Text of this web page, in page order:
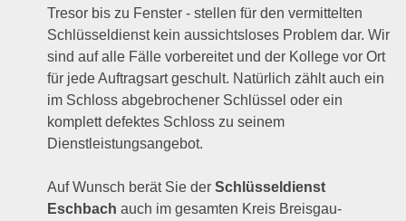
Tresor bis zu Fenster - stellen für den vermittelten
Schlüsseldienst kein aussichtsloses Problem dar. Wir
sind auf alle Fälle vorbereitet und der Kollege vor Ort
für jede Auftragsart geschult. Natürlich zählt auch ein
im Schloss abgebrochener Schlüssel oder ein
komplett defektes Schloss zu seinem
Dienstleistungsangebot.
Auf Wunsch berät Sie derSchlüsseldienst
Eschbach auch im gesamten Kreis Breisgau-